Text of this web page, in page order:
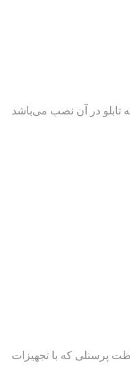
تابلو در آن نصب می‌باشد
پرسنلی که با تجهيزات